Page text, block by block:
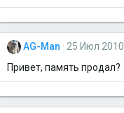
AG-Man
25 Июл 2010
Привет, память продал?